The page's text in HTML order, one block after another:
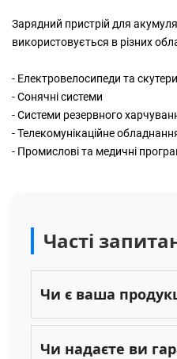
Зарядний пристрій для
використовується в різних
- Електровелосипеди та скутери
- Сонячні системи
- Системи резервного
- Телекомунікаційне
- Промислові та медичні
Часті
Чи є ваша
Чи надаєте ви